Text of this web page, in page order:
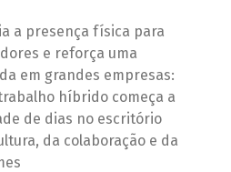
a presença física para
e reforça uma
em grandes empresas:
híbrido começa a
de dias no escritório
da colaboração e da